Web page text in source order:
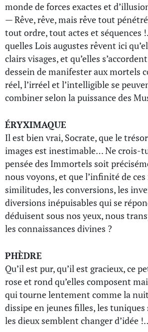
monde de forces exactes et
— Rêve, rêve, mais rêve tout
tout ordre, tout actes et séquences
quelles Lois augustes rêvent ici
clairs visages, et qu’elles
dessein de manifester aux mortels
réel, l’irréel et l’intelligible se
combiner selon la puissance des
ÉRYXIMAQUE
Il est bien vrai, Socrate, que le
images est inestimable… Ne crois-
pensée des Immortels soit
nous voyons, et que l’infinité de ces
similitudes, les conversions, les
diversions inépuisables qui se
déduisent sous nos yeux, nous
les connaissances divines ?
PHÈDRE
Qu’il est pur, qu’il est gracieux, ce
rose et rond qu’elles composent
qui tourne lentement comme la
dissipe en jeunes filles, les tuniques
les dieux semblent changer d’idée